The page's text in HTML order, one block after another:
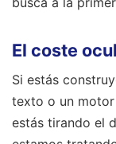
El coste
Si estás
texto o un motor
estás tirando el